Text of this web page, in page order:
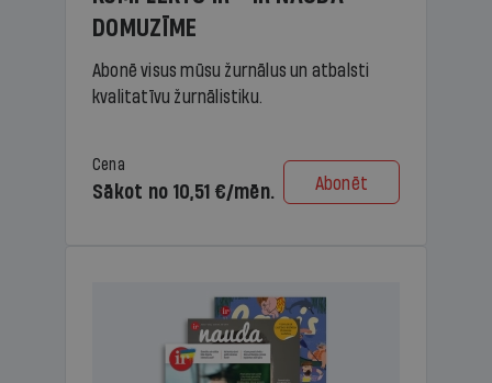
DOMUZĪME
Abonē visus mūsu žurnālus un atbalsti
kvalitatīvu žurnālistiku.
Cena
Sākot no 10,51 €/mēn. Abonēt